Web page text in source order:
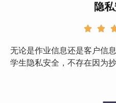
隐
 
无论是作业信息还是客户信
学生隐私安全，不存在因为